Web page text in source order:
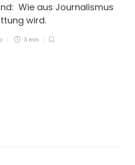
Wie aus Journalismus
wird.
3 min